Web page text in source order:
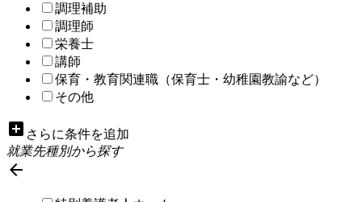
調理補助
調理師
栄養士
講師
保育・教育関連職（保育士・幼稚園教諭など）
その他
add_box さらに条件を追加
就業先種別から探す
